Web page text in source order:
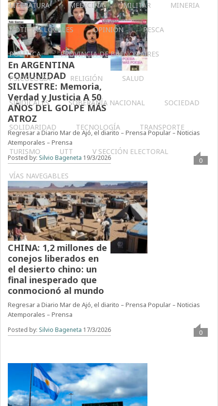
LITERATURA MEDICINA MILITAR MINERIA
NOTICIAS LOCALES OPINIÓN PESCA
POLÍTICA PROVINCIA DE BUENOS AIRES
PSICOLOGÍA RELIGIÓN SALUD
SINDICALES SOBERANÍA NACIONAL SOCIEDAD
SOLIDARIDAD TECNOLOGÍA TRANSPORTE
TURISMO UTT V SECCIÓN ELECTORAL
VÍAS NAVEGABLES
En ARGENTINA
COMUNIDAD
SILVESTRE: Memoria,
Verdad y Justicia A 50
AÑOS DEL GOLPE MÁS
ATROZ
Regresar a Diario Mar de Ajó, el diarito – Prensa Popular – Noticias
Atemporales – Prensa
Posted by: Silvio Bageneta 19/3/2026 0
CHINA: 1,2 millones de
conejos liberados en
el desierto chino: un
final inesperado que
conmocionó al mundo
Regresar a Diario Mar de Ajó, el diarito – Prensa Popular – Noticias
Atemporales – Prensa
Posted by: Silvio Bageneta 17/3/2026 0